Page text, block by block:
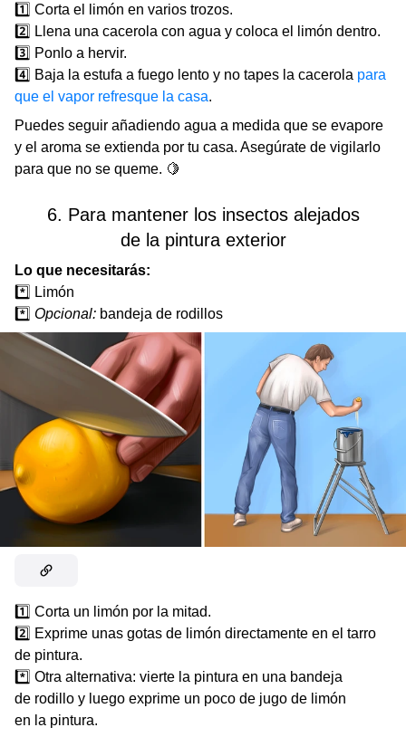
1️⃣ Corta el limón en varios trozos.
2️⃣ Llena una cacerola con agua y coloca el limón dentro.
3️⃣ Ponlo a hervir.
4️⃣ Baja la estufa a fuego lento y no tapes la cacerola para
que el vapor refresque la casa.
Puedes seguir añadiendo agua a medida que se evapore
y el aroma se extienda por tu casa. Asegúrate de vigilarlo
para que no se queme. 🍋
6. Para mantener los insectos alejados
de la pintura exterior
Lo que necesitarás:
*️⃣ Limón
*️⃣ Opcional: bandeja de rodillos
1️⃣ Corta un limón por la mitad.
2️⃣ Exprime unas gotas de limón directamente en el tarro
de pintura.
*️⃣ Otra alternativa: vierte la pintura en una bandeja
de rodillo y luego exprime un poco de jugo de limón
en la pintura.